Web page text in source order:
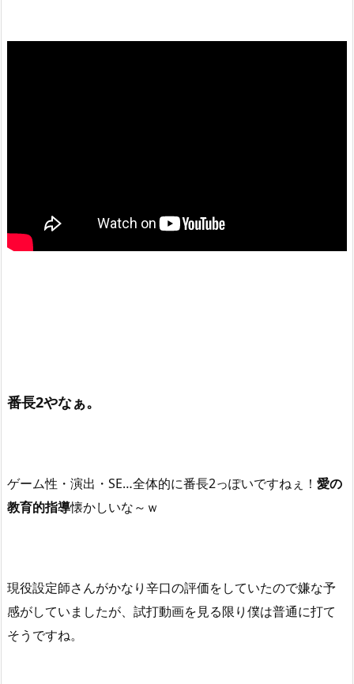
番長2やなぁ。
ゲーム性・演出・SE…全体的に番長2っぽいですねぇ！ 愛の
教育的指導懐かしいな～ｗ
現役設定師さんがかなり辛口の評価をしていたので嫌な予
感がしていましたが、試打動画を見る限り僕は普通に打て
そうですね。